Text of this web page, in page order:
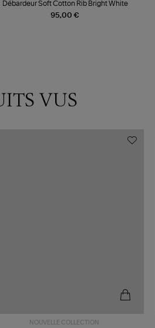
95,00 €
Débardeur Soft Cotton Rib Bright White
VUS
NOUVELLE COLLECTION